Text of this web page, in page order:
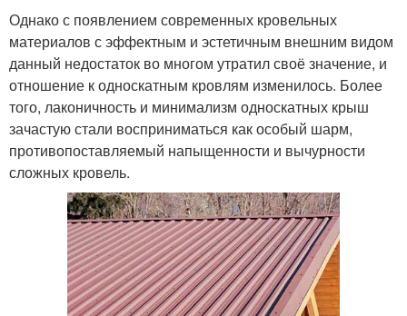
Однако с появлением современных кровельных
материалов с эффектным и эстетичным внешним видом
данный недостаток во многом утратил своё значение, и
отношение к односкатным кровлям изменилось. Более
того, лаконичность и минимализм односкатных крыш
зачастую стали восприниматься как особый шарм,
противопоставляемый напыщенности и вычурности
сложных кровель.